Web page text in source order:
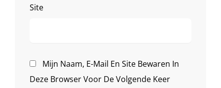
Site
Mijn Naam, E-Mail En Site Bewaren In
Deze Browser Voor De Volgende Keer